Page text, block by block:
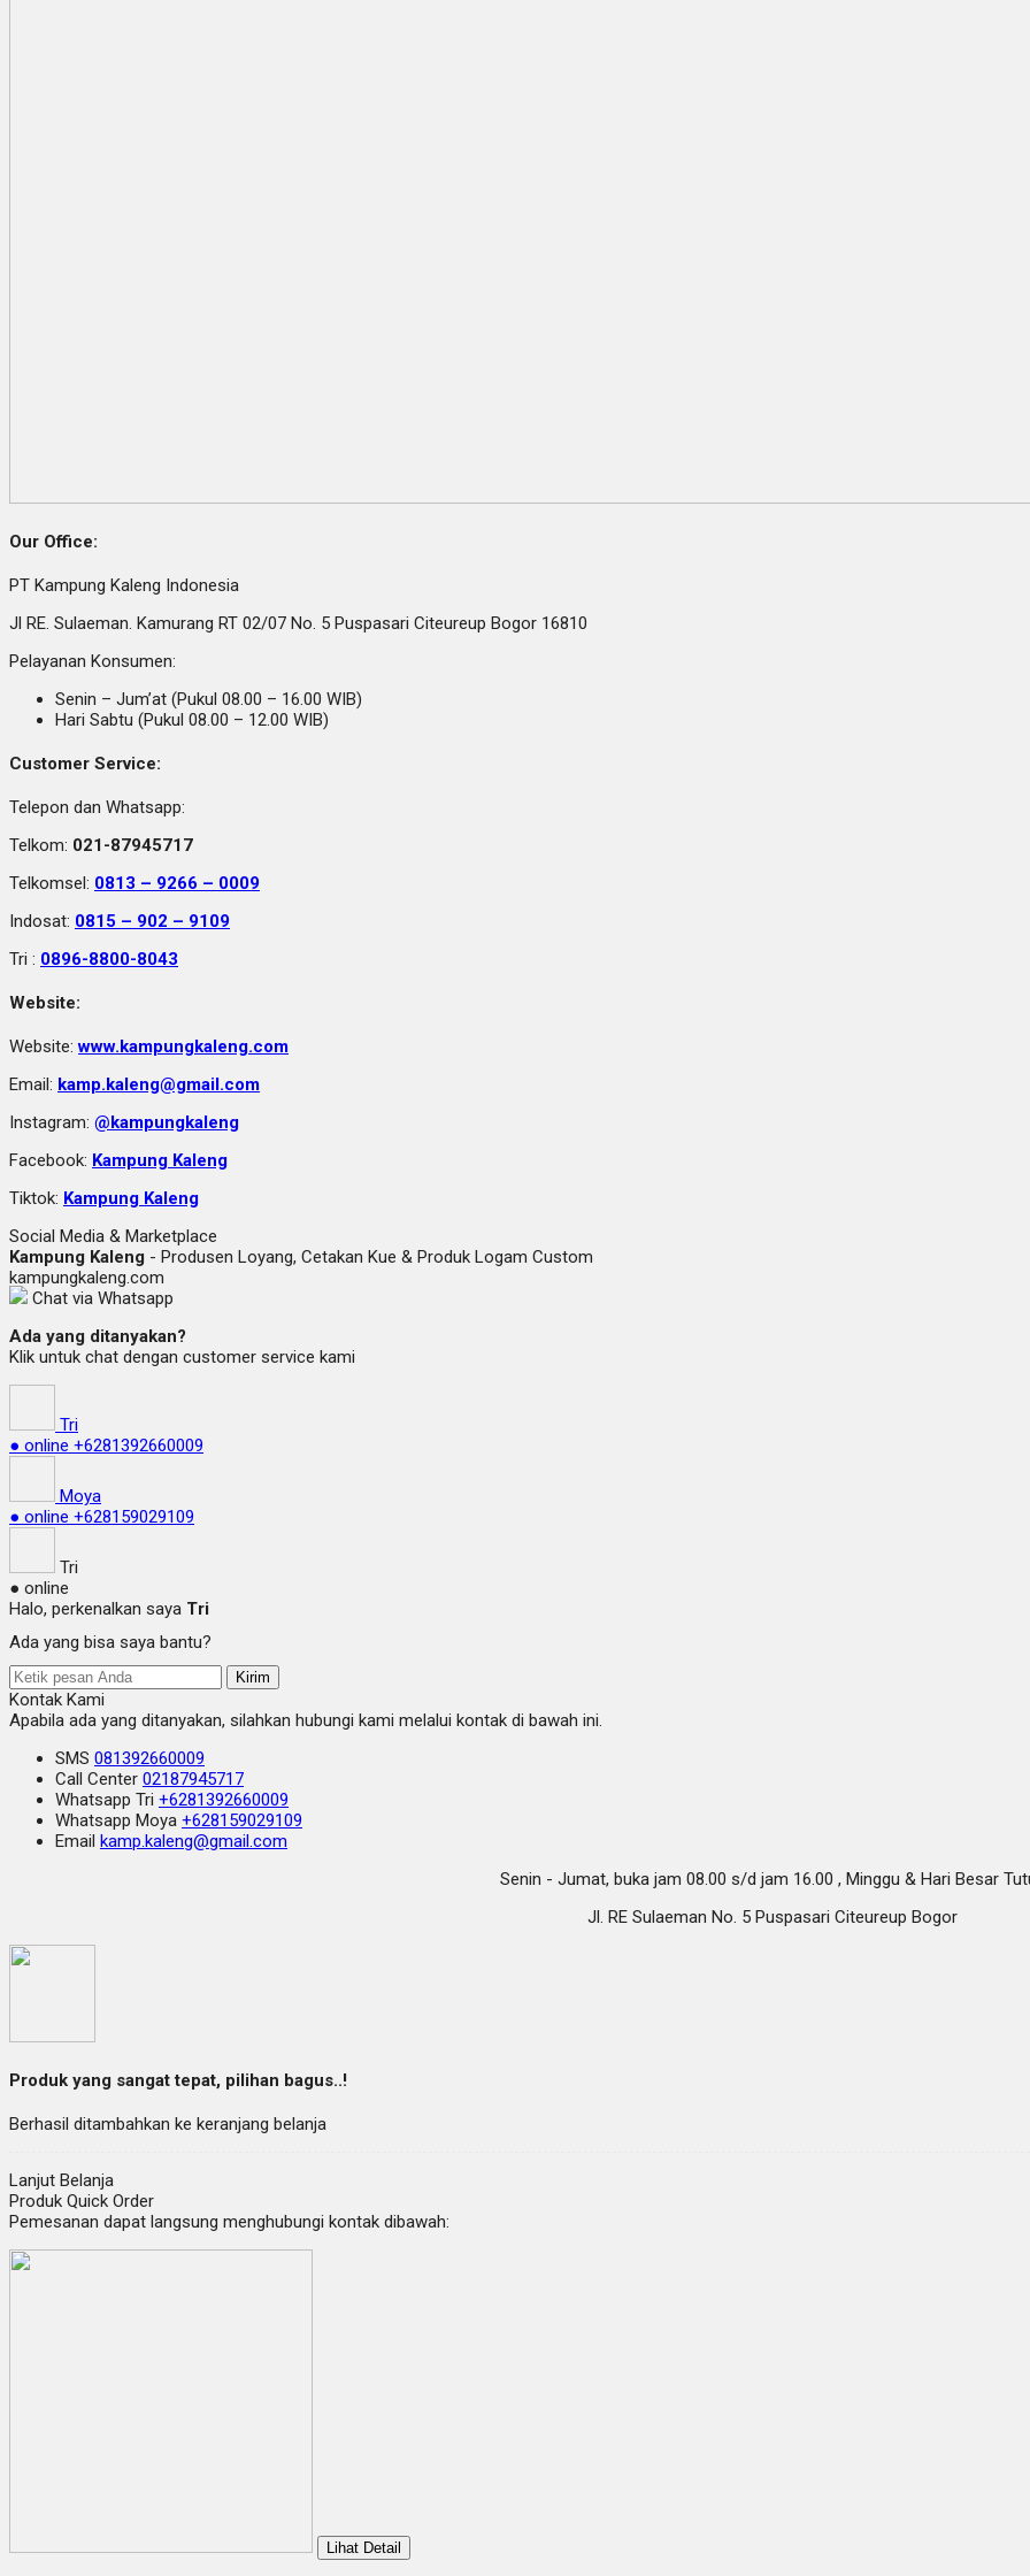
Our Office:
PT Kampung Kaleng Indonesia
Jl RE. Sulaeman. Kamurang RT 02/07 No. 5 Puspasari Citeureup Bogor 16810
Pelayanan Konsumen:
Senin – Jum’at (Pukul 08.00 – 16.00 WIB)
Hari Sabtu (Pukul 08.00 – 12.00 WIB)
Customer Service:
Telepon dan Whatsapp:
Telkom: 021-87945717
Telkomsel: 0813 – 9266 – 0009
Indosat: 0815 – 902 – 9109
Tri : 0896-8800-8043
Website:
Website:www.kampungkaleng.com
Email: kamp.kaleng@gmail.com
Instagram: @kampungkaleng
Facebook: Kampung Kaleng
Tiktok: Kampung Kaleng
Social Media & Marketplace
Kampung Kaleng - Produsen Loyang, Cetakan Kue & Produk Logam Custom
kampungkaleng.com
Chat via Whatsapp
Ada yang ditanyakan?
Klik untuk chat dengan customer service kami
Tri
● online +6281392660009
Moya
● online +628159029109
Tri
● online
Halo, perkenalkan saya Tri
Ada yang bisa saya bantu?
Kirim
Kontak Kami
Apabila ada yang ditanyakan, silahkan hubungi kami melalui kontak di bawah ini.
SMS 081392660009
Call Center 02187945717
Whatsapp Tri +6281392660009
Whatsapp Moya +628159029109
Email kamp.kaleng@gmail.com
Senin - Jumat, buka jam 08.00 s/d jam 16.00 , Minggu & Hari Besar
Jl. RE Sulaeman No. 5 Puspasari Citeureup Bogor
Produk yang sangat tepat, pilihan bagus..!
Berhasil ditambahkan ke keranjang belanja
Lanjut Belanja
Produk Quick Order
Pemesanan dapat langsung menghubungi kontak dibawah:
Lihat Detail